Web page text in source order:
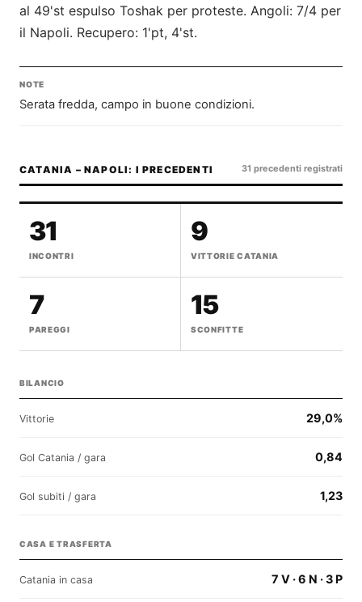
al 49'st espulso Toshak per proteste. Angoli: 7/4 per
il Napoli. Recupero: 1'pt, 4'st.
NOTE
Serata fredda, campo in buone condizioni.
CATANIA – NAPOLI: I PRECEDENTI 31 precedenti registrati
31
INCONTRI
9
VITTORIE CATANIA
7
PAREGGI
15
SCONFITTE
BILANCIO
Vittorie 29,0%
Gol Catania / gara 0,84
Gol subiti / gara 1,23
CASA E TRASFERTA
Catania in casa 7 V · 6 N · 3 P